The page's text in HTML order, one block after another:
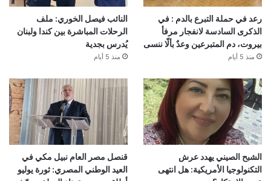
رعد في حملة التبرع بالدم : في
الذكرى السادسة لانفجار مرفأ
بيروت، دم المتبرعين وعدٌ بألّا ننسى
منذ 5 أيام
النائب فيصل الخوري: ملف
الرحلات المباشرة بين كندا ولبنان
يُدرس بجدية
منذ 5 أيام
الشبح الصيني يهدد عرش
التكنولوجيا الأمريكية: هل انتهى
قنصل مصر العام نبيل مكي في
العيد الوطني المصري: ثورة يوليو